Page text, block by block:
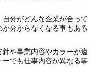
分がどんな企業が合って
分からなくなる事もある
や事業内容やカラーが違
でも仕事内容が異なる事